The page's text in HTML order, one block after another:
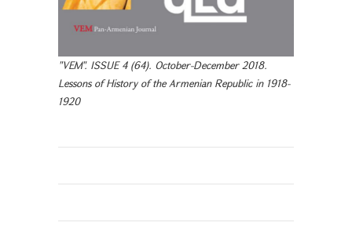
"VEM". ISSUE 4 (64). October-December 2018.
Lessons of History of the Armenian Republic in 1918-
1920